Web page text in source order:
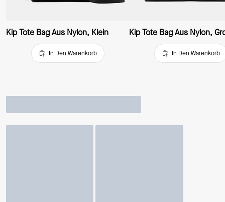
Kip Tote Bag Aus Nylon, Klein
In Den Warenkorb
Kip Tote Bag Aus Nylon,
In Den Warenkorb